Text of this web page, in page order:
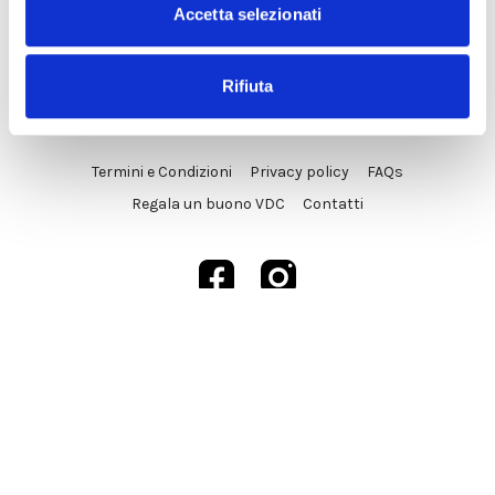
Accetta selezionati
Rifiuta
Termini e Condizioni Privacy policy
FAQs
Regala un buono VDC
Contatti